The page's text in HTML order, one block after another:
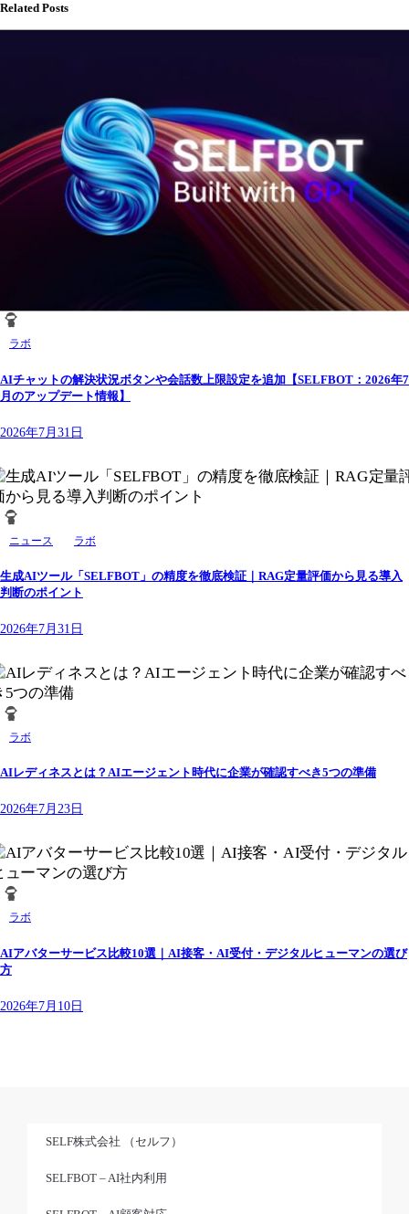
Related Posts
ラボ
AIチャットの解決状況ボタンや会話数上限設定を追加【SELFBOT：2026年7
月のアップデート情報】
2026年7月31日
ニュース ラボ
生成AIツール「SELFBOT」の精度を徹底検証｜RAG定量評価から見る導入
判断のポイント
2026年7月31日
ラボ
AIレディネスとは？AIエージェント時代に企業が確認すべき5つの準備
2026年7月23日
ラボ
AIアバターサービス比較10選｜AI接客・AI受付・デジタルヒューマンの選び
方
2026年7月10日
SELF株式会社 （セルフ）
SELFBOT – AI社内利用